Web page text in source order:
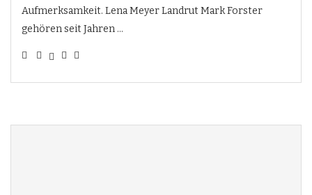
Aufmerksamkeit. Lena Meyer Landrut Mark Forster
gehören seit Jahren …